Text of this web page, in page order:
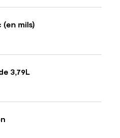
mils)
3,79L